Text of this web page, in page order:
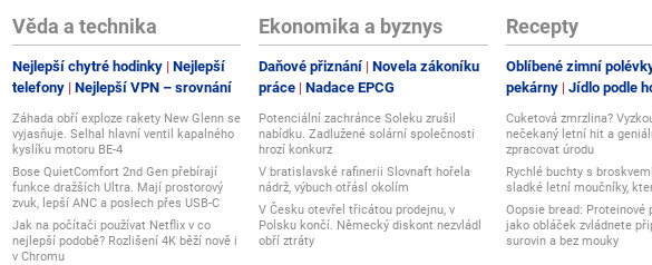
zpracování a originalitě návrhu. Používáme pevnou bukovou
a každý výrobek ručně kontrolujeme, aby působil reprezentativně při
Věda a technika
Nejlepší chytré hodinky
Nejlepší
telefony
Nejlepší VPN – srovnání
Záhada obří exploze rakety New Glenn se
vyjasňuje. Selhal hlavní ventil kapalného
kyslíku motoru BE-4
Bose QuietComfort 2nd Gen přebírají
funkce dražších Ultra. Mají prostorový
zvuk, lepší ANC a poslech přes USB-C
Jak na počítači používat Netflix v co
nejlepší podobě? Rozlišení 4K běží nově i
v Chromu
Ekonomika a byznys
Daňové přiznání Novela zákoníku
práce Nadace EPCG
Potenciální zachránce Soleku zrušil
nabídku. Zadlužené solární společnosti
hrozí konkurz
V bratislavské rafinerii Slovnaft hořela
nádrž, výbuch otřásl okolím
V Česku otevřel třicátou prodejnu, v
Polsku končí. Německý diskont nezvládl
obří ztráty
Recepty
Oblíbené zimní
pekárny
Jídlo podle
Cuketová zmrzlina?
nečekaný letní hit a
zpracovat úrodu
Rychlé buchty s
sladké letní moučníky,
Oopsie bread: Proteinové
jako obláček zvládnete
surovin a bez mouky